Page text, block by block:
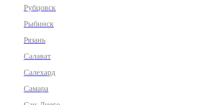
Рубцовск
Рыбинск
Рязань
Салават
Салехард
Самара